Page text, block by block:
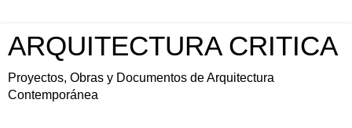
ARQUITECTURA CRITICA
Proyectos, Obras y Documentos de Arquitectura
Contemporánea